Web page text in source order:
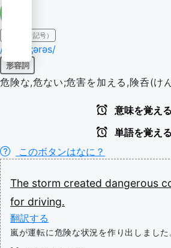
IPA（発音記号）
/dɛɪnʤərəs/
形容詞
危険な,危ない;危害を加える,険呑(け
意味を覚える
単語を覚える
このボタンはなに？
The storm created dangerous
for driving.
翻訳する
嵐が運転に危険な状況を作り出しました